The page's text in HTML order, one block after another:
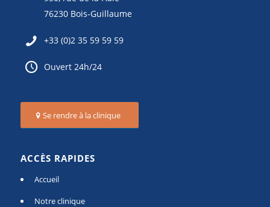
76230 Bois-Guillaume
+33 (0)2 35 59 59 59
Ouvert 24h/24
Se rendre à la clinique
ACCÈS RAPIDES
Accueil
Notre clinique